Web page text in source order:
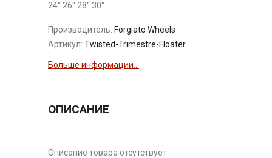
24" 26" 28" 30"
Производитель: Forgiato Wheels
Артикул: Twisted-Trimestre-Floater
Больше информации...
ОПИСАНИЕ
Описание товара отсутствует